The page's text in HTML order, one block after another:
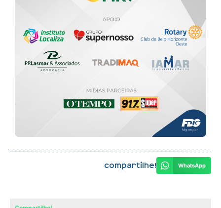
Compartilhe! WhatsApp